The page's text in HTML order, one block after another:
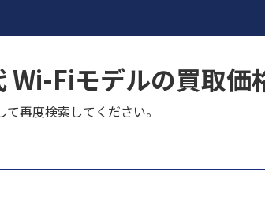
Fiモデルの買取価
再度検索してください。